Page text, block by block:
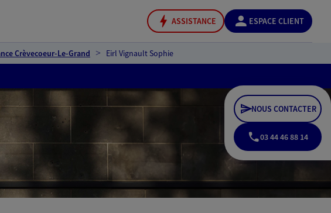
ASSISTANCE ESPACE CLIENT
Crèvecoeur-Le-Grand Eirl Vignault Sophie
NOUS CONTACTER
03 44 46 88 14